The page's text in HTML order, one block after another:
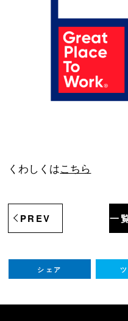
くわしくはこちら
PREV 一
シェア